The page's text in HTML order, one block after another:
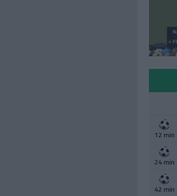
12 min
24 min
42 min